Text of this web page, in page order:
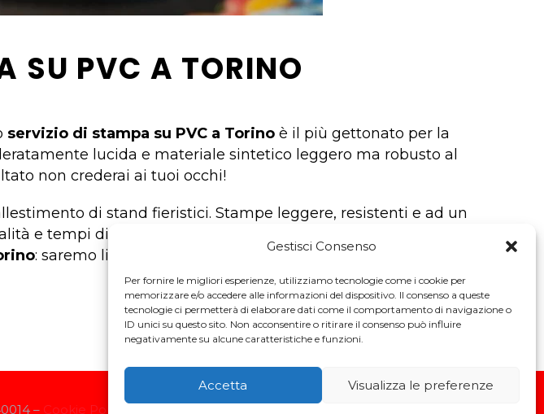
Gestisci Consenso
Per fornire le migliori esperienze, utilizziamo tecnologie come i cookie per
memorizzare e/o accedere alle informazioni del dispositivo. Il consenso a queste
tecnologie ci permetterà di elaborare dati come il comportamento di navigazione o
ID unici su questo sito. Non acconsentire o ritirare il consenso può influire
negativamente su alcune caratteristiche e funzioni.
Accetta Visualizza le preferenze
SU PVC A TORINO
servizio di stampa su PVC a Torinoè il più gettonato per la
lucida e materiale sintetico leggero ma robusto al
non crederai ai tuoi occhi!
di stand fieristici. Stampe leggere, resistenti e ad un
e tempi di realizzazione rapidi! Non esitare a contattarci per
: saremo lieti di rispondere ad ogni tua richiesta e perplessità!
– Cookie Policy